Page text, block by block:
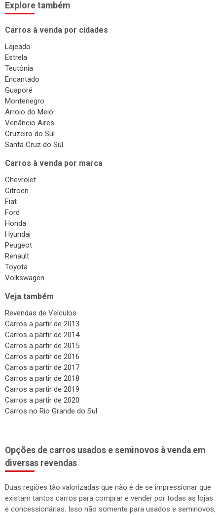
Explore também
Carros à venda por cidades
Lajeado
Estrela
Teutônia
Encantado
Guaporé
Montenegro
Arroio do Meio
Venâncio Aires
Cruzeiro do Sul
Santa Cruz do Sul
Carros à venda por marca
Chevrolet
Citroen
Fiat
Ford
Honda
Hyundai
Peugeot
Renault
Toyota
Volkswagen
Veja também
Revendas de Veículos
Carros a partir de 2013
Carros a partir de 2014
Carros a partir de 2015
Carros a partir de 2016
Carros a partir de 2017
Carros a partir de 2018
Carros a partir de 2019
Carros a partir de 2020
Carros no Rio Grande do Sul
Opções de carros usados e seminovos à venda em
diversas revendas
Duas regiões tão valorizadas que não é de se impressionar que
existam tantos carros para comprar e vender por todas as lojas
e concessionárias. Isso não somente para usados e seminovos,